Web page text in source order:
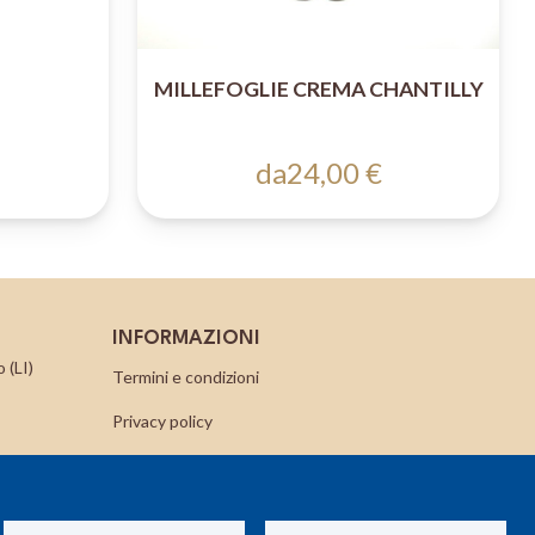
MILLEFOGLIE CREMA CHANTILLY
da24,00 €
(LI)
INFORMAZIONI
Termini e condizioni
Privacy policy